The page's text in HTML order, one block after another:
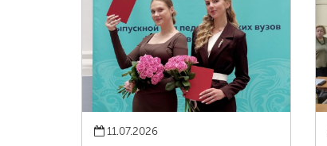
11.07.2026